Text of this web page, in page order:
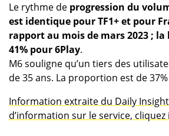
Le rythme de progression du
est identique pour TF1+ et pour
rapport au mois de mars 2023 ; la
41% pour 6Play.
M6 souligne qu’un tiers des
de 35 ans. La proportion est de
Information extraite du Daily
d’information sur le service, cliquez